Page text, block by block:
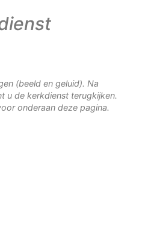
(beeld en geluid). Na
u de kerkdienst terugkijken.
onderaan deze pagina.